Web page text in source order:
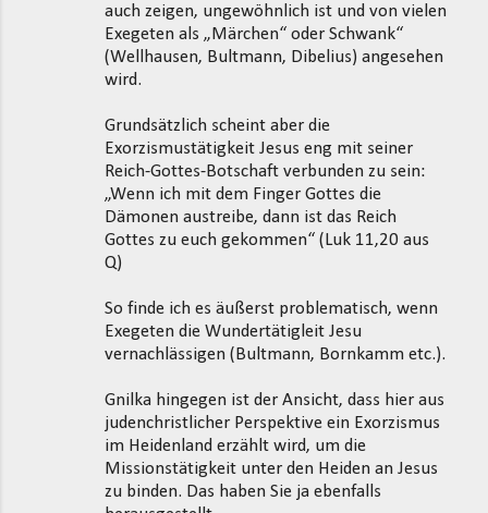
auch zeigen, ungewöhnlich ist und von vielen
Exegeten als „Märchen“ oder Schwank“
(Wellhausen, Bultmann, Dibelius) angesehen
wird.
Grundsätzlich scheint aber die
Exorzismustätigkeit Jesus eng mit seiner
Reich-Gottes-Botschaft verbunden zu sein:
„Wenn ich mit dem Finger Gottes die
Dämonen austreibe, dann ist das Reich
Gottes zu euch gekommen“ (Luk 11,20 aus
Q)
So finde ich es äußerst problematisch, wenn
Exegeten die Wundertätigleit Jesu
vernachlässigen (Bultmann, Bornkamm etc.).
Gnilka hingegen ist der Ansicht, dass hier aus
judenchristlicher Perspektive ein Exorzismus
im Heidenland erzählt wird, um die
Missionstätigkeit unter den Heiden an Jesus
zu binden. Das haben Sie ja ebenfalls